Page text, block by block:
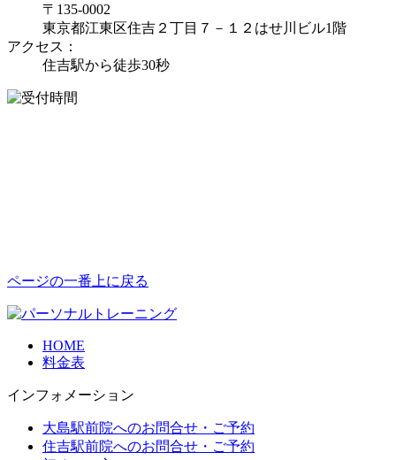
〒135-0002
東京都江東区住吉２丁目７－１２はせ川ビル1階
アクセス：
住吉駅から徒歩30秒
ページの一番上に戻る
HOME
料金表
インフォメーション
大島駅前院へのお問合せ・ご予約
住吉駅前院へのお問合せ・ご予約